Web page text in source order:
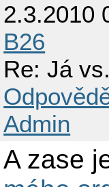
2.3.2010
B26
Re: Já
Admin
A zase